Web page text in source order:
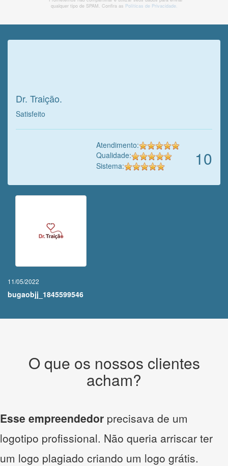
qualquer tipo de SPAM. Confira as Políticas de Privacidade.
Dr. Traição.
Satisfeito
10
Atendimento:
Qualidade:
Sistema:
11/05/2022
bugaobjj_1845599546
O que os nossos clientes
acham?
Esse empreendedor precisava de um
logotipo profissional. Não queria arriscar ter
um logo plagiado criando um logo grátis.